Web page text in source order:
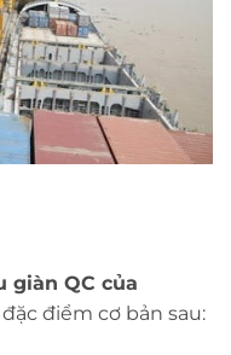
giàn QC của
điểm cơ bản sau: